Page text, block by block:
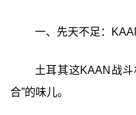
一、先天不足：
土耳其这KAAN战
合”的味儿。